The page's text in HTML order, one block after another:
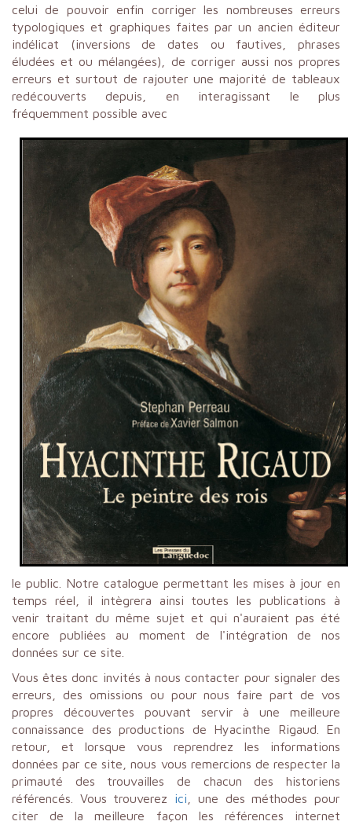
celui de pouvoir enfin corriger les nombreuses erreurs
typologiques et graphiques faites par un ancien éditeur
indélicat (inversions de dates ou fautives, phrases
éludées et ou mélangées), de corriger aussi nos propres
erreurs et surtout de rajouter une majorité de tableaux
redécouverts depuis, en interagissant le plus
fréquemment possible avec
le public. Notre catalogue permettant les mises à jour en
temps réel, il intègrera ainsi toutes les publications à
venir traitant du même sujet et qui n'auraient pas été
encore publiées au moment de l'intégration de nos
données sur ce site.
Vous êtes donc invités à nous contacter pour signaler des
erreurs, des omissions ou pour nous faire part de vos
propres découvertes pouvant servir à une meilleure
connaissance des productions de Hyacinthe Rigaud. En
retour, et lorsque vous reprendrez les informations
données par ce site, nous vous remercions de respecter la
primauté des trouvailles de chacun des historiens
référencés. Vous trouverez ici , une des méthodes pour
citer de la meilleure façon les références internet